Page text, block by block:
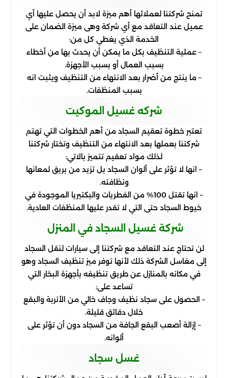
تمنح شركتنا لعملائها أهم ميزة لابد أن يحصل عليها أي
عميل عند التعاقد مع أي شركة وهى ميزة الضمان على
الخدمة الذي يغطي كل من:
– عملية التنظيف بكل ما يمكن أن يحدث بها من أخطاء
بسبب العمال أو بسبب الأجهزة.
– ما ينتج من أضرار بعد الانتهاء من التنظيف ويثبت انه
بسبب المنظفات.
شركه غسيل الموكيت
تعتبر خطوة تعقيم السجاد من أهم الخطوات التي تهتم
شركتنا بعملها بعد الانتهاء من التنظيف وتختار شركتنا
لذلك مواد تعقيم تتميز بالاتي:
– انها لا تؤثر على ألوان السجاد بل تزيد من بريق لمعانها
ونظافته.
– انها تقتل 100% من الفطريات والبكتيريا الموجودة في
خيوط السجاد حتى التي لا تقدر عليها المنظفات العادية.
شركة غسيل السجاد في المنزل
لن تحتاج عند التعاقد مع شركتنا إلى سيارات لنقل السجاد
إلى مغاسل الشركة ذلك لأنها توفر ميز تنظيف السجاد وهو
في مكانه بالمنازل عن طريق تنظيفه بأجهزة البخار التي
تساعد على:
– الحصول على سجاد نظيف وجاف خالي من الأتربة والبقع
خلال دقائق قليلة.
– إزالة أصعب البقع الجافة من السجاد دون أن تؤثر على
ألوانه.
غسل سجاد